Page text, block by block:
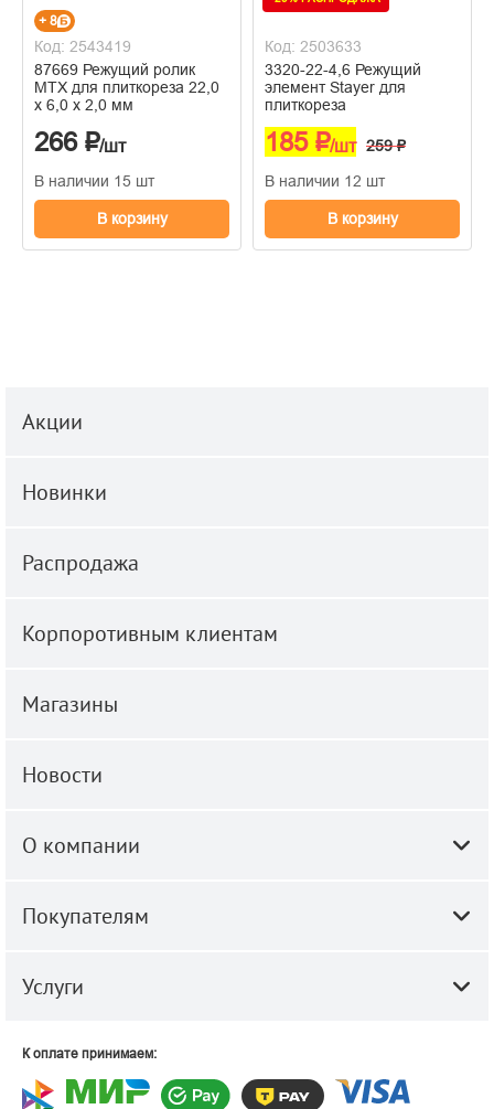
+ 8
Код: 2543419
87669 Режущий ролик
MTX для плиткореза 22,0
х 6,0 х 2,0 мм
266 ₽/шт
В наличии 15 шт
В корзину
Код: 2503633
3320-22-4,6 Режущий
элемент Stayer для
плиткореза
185 ₽/шт 259 ₽
В наличии 12 шт
В корзину
Акции
Новинки
Распродажа
Корпоротивным клиентам
Магазины
Новости
О компании
Покупателям
Услуги
К оплате принимаем: